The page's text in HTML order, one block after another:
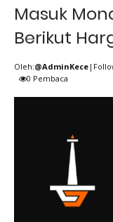
Masuk
Berikut
Oleh:@AdminKece
0 Pembaca